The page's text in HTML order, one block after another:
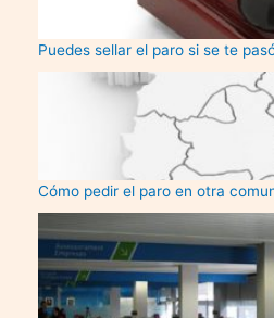
Puedes sellar el paro si se te
Cómo pedir el paro en otra